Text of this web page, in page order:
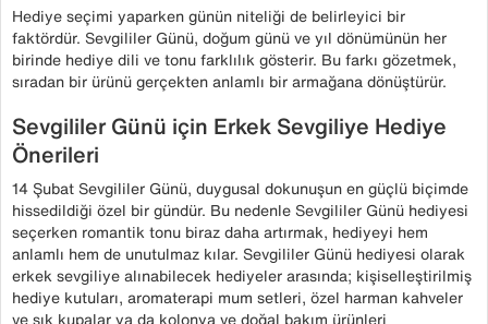
Hediye seçimi yaparken günün niteliği de belirleyici bir
faktördür. Sevgililer Günü, doğum günü ve yıl dönümünün her
birinde hediye dili ve tonu farklılık gösterir. Bu farkı gözetmek,
sıradan bir ürünü gerçekten anlamlı bir armağana dönüştürür.
Sevgililer Günü için Erkek Sevgiliye Hediye
Önerileri
14 Şubat Sevgililer Günü, duygusal dokunuşun en güçlü biçimde
hissedildiği özel bir gündür. Bu nedenle Sevgililer Günü hediyesi
seçerken romantik tonu biraz daha artırmak, hediyeyi hem
anlamlı hem de unutulmaz kılar. Sevgililer Günü hediyesi olarak
erkek sevgiliye alınabilecek hediyeler arasında; kişiselleştirilmiş
hediye kutuları, aromaterapi mum setleri, özel harman kahveler
ve şık kupalar ya da kolonya ve doğal bakım ürünleri